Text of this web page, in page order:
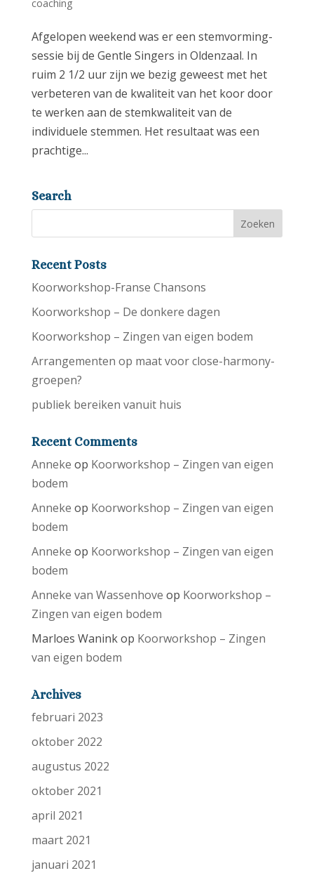
coaching
Afgelopen weekend was er een stemvorming-
sessie bij de Gentle Singers in Oldenzaal. In
ruim 2 1/2 uur zijn we bezig geweest met het
verbeteren van de kwaliteit van het koor door
te werken aan de stemkwaliteit van de
individuele stemmen. Het resultaat was een
prachtige...
Search
Recent Posts
Koorworkshop-Franse Chansons
Koorworkshop – De donkere dagen
Koorworkshop – Zingen van eigen bodem
Arrangementen op maat voor close-harmony-
groepen?
publiek bereiken vanuit huis
Recent Comments
Anneke op Koorworkshop – Zingen van eigen
bodem
Anneke op Koorworkshop – Zingen van eigen
bodem
Anneke op Koorworkshop – Zingen van eigen
bodem
Anneke van Wassenhove op Koorworkshop –
Zingen van eigen bodem
Marloes Waninkop Koorworkshop – Zingen
van eigen bodem
Archives
februari 2023
oktober 2022
augustus 2022
oktober 2021
april 2021
maart 2021
januari 2021